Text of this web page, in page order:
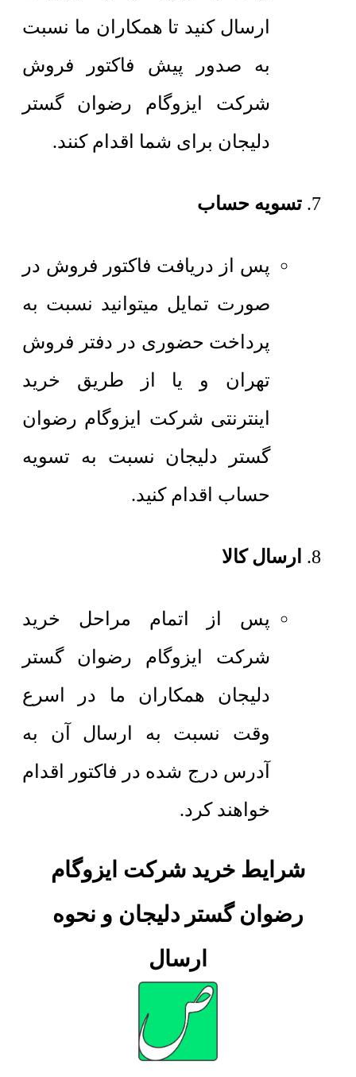
ارسال کنید تا همکاران ما نسبت
به صدور پیش فاکتور فروش
شرکت ایزوگام رضوان گستر
دلیجان برای شما اقدام کنند.
تسویه حساب
پس از دریافت فاکتور فروش در
صورت تمایل میتوانید نسبت به
پرداخت حضوری در دفتر فروش
تهران و یا از طریق خرید
اینترنتی شرکت ایزوگام رضوان
گستر دلیجان نسبت به تسویه
حساب اقدام کنید.
ارسال کالا
پس از اتمام مراحل خرید
شرکت ایزوگام رضوان گستر
دلیجان همکاران ما در اسرع
وقت نسبت به ارسال آن به
آدرس درج شده در فاکتور اقدام
خواهند کرد.
شرایط خرید شرکت ایزوگام
رضوان گستر دلیجان و نحوه
ارسال